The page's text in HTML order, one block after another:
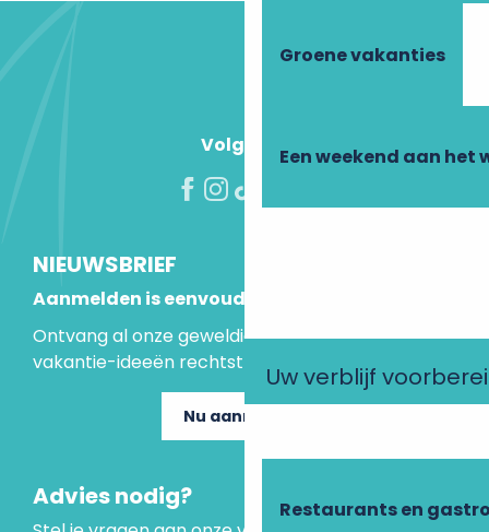
Groene vakanties
Een weekend aan het
Uw verblijf
Restaurants en
Volg ons!
NIEUWSBRIEF
Aanmelden is eenvoudig
Ontvang al onze geweldige aanbiedingen en
vakantie-ideeën rechtstreeks in je inbox.
Nu aanmelden
Advies nodig?